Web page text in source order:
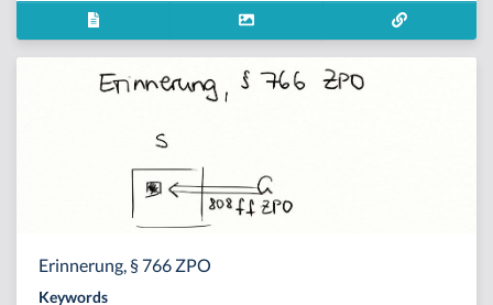
Erinnerung, § 766 ZPO
Keywords